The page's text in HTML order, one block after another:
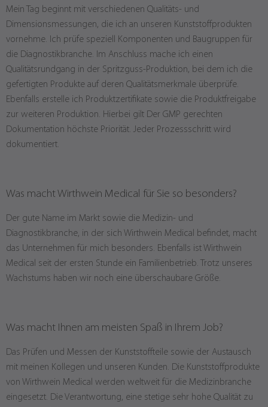
Mein Tag beginnt mit verschiedenen Qualitäts- und
Dimensionsmessungen, die ich an unseren Kunststoffprodukten
vornehme. Ich prüfe speziell Komponenten und Baugruppen für
die Diagnostikbranche. Im Anschluss mache ich einen
Qualitätsrundgang in der Spritzguss-Produktion, bei dem ich die
gefertigten Produkte auf deren Qualitätsmerkmale überprüfe.
Ebenfalls erstelle ich Produktzertifikate sowie die Produktfreigabe
zur weiteren Produktion. Hierbei gilt Der GMP gerechten
Dokumentation höchste Priorität. Jeder Prozessschritt wird
dokumentiert.
Was macht Wirthwein Medical für Sie so besonders?
Der gute Name im Markt sowie die Medizin- und
Diagnostikbranche, in der sich Wirthwein Medical befindet, macht
das Unternehmen für mich besonders. Ebenfalls ist Wirthwein
Medical seit der ersten Stunde ein Familienbetrieb. Trotz unseres
Wachstums haben wir noch eine überschaubare Größe.
Was macht Ihnen am meisten Spaß in Ihrem Job?
Das Prüfen und Messen der Kunststoffteile sowie der Austausch
mit meinen Kollegen und unseren Kunden. Die Kunststoffprodukte
von Wirthwein Medical werden weltweit für die Medizinbranche
eingesetzt. Die Verantwortung, eine stetige sehr hohe Qualität zu